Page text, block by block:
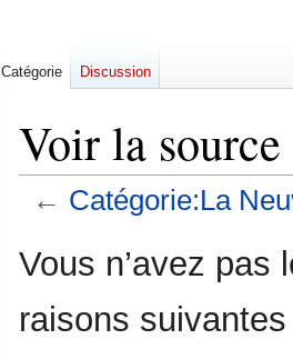
Voir la
← Catégorie:La
à
navigation
à
recherche
Vous n’avez pas
raisons suivantes
Catégorie Discussion